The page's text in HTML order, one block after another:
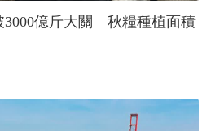
3000億斤大關 秋糧種植面積